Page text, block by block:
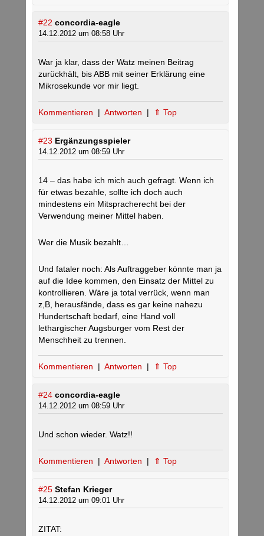
#22 concordia-eagle
14.12.2012 um 08:58 Uhr
War ja klar, dass der Watz meinen Beitrag
zurückhält, bis ABB mit seiner Erklärung eine
Mikrosekunde vor mir liegt.
Kommentieren | Antworten | ⇑ Top
#23 Ergänzungsspieler
14.12.2012 um 08:59 Uhr
14 – das habe ich mich auch gefragt. Wenn ich
für etwas bezahle, sollte ich doch auch
mindestens ein Mitspracherecht bei der
Verwendung meiner Mittel haben.
Wer die Musik bezahlt…
Und fataler noch: Als Auftraggeber könnte man ja
auf die Idee kommen, den Einsatz der Mittel zu
kontrollieren. Wäre ja total verrück, wenn man
z,B, herausfände, dass es gar keine nahezu
Hundertschaft bedarf, eine Hand voll
lethargischer Augsburger vom Rest der
Menschheit zu trennen.
Kommentieren | Antworten | ⇑ Top
#24 concordia-eagle
14.12.2012 um 08:59 Uhr
Und schon wieder. Watz!!
Kommentieren | Antworten | ⇑ Top
#25 Stefan Krieger
14.12.2012 um 09:01 Uhr
ZITAT: